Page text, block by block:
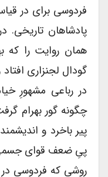
فردوسی برای در
پادشاهان تاریخی.
همان روایت را که
گودال لجنزاری افتاد
در رباعی مشهورِ
چگونه گور بهرام
پیر باخرد و
پیِ ضعف قوای جسمی
روشی که فردوسی